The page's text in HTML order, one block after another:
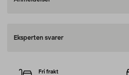
Eksperten svarer
Fri frakt